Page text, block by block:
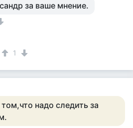
за ваше мнение.
1
надо следить за